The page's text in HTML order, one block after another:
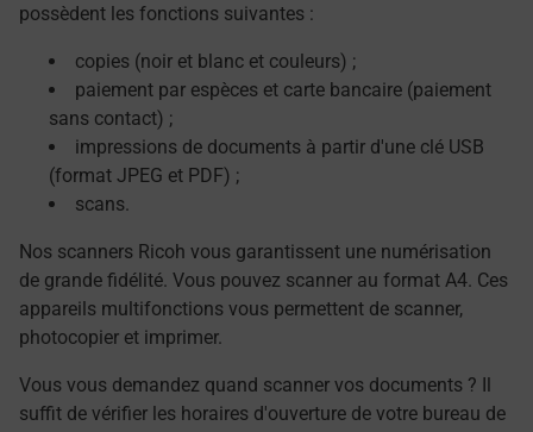
possèdent les fonctions suivantes :
copies (noir et blanc et couleurs) ;
paiement par espèces et carte bancaire (paiement
sans contact) ;
impressions de documents à partir d'une clé USB
(format JPEG et PDF) ;
scans.
Nos scanners Ricoh vous garantissent une numérisation
de grande fidélité. Vous pouvez scanner au format A4. Ces
appareils multifonctions vous permettent de scanner,
photocopier et imprimer.
Vous vous demandez quand scanner vos documents ? Il
suffit de vérifier les horaires d'ouverture de votre bureau de